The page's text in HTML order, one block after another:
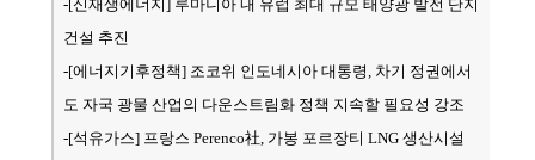
-[신재생에너지] 루마니아 내 유럽 최대 규모 태양광 발전 단지
건설 추진
-[에너지기후정책] 조코위 인도네시아 대통령, 차기 정권에서
도 자국 광물 산업의 다운스트림화 정책 지속할 필요성 강조
-[석유가스] 프랑스 Perenco社, 가봉 포르장티 LNG 생산시설